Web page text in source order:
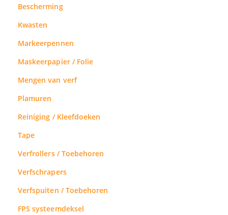
Bescherming
Kwasten
Markeerpennen
Maskeerpapier / Folie
Mengen van verf
Plamuren
Reiniging / Kleefdoeken
Tape
Verfrollers / Toebehoren
Verfschrapers
Verfspuiten / Toebehoren
FPS systeemdeksel